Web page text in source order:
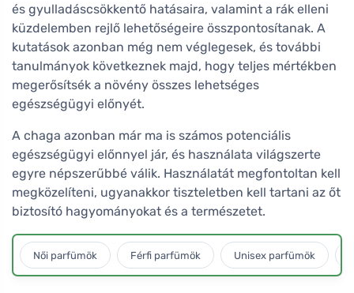
és gyulladáscsökkentő hatásaira, valamint a rák elleni
küzdelemben rejlő lehetőségeire összpontosítanak. A
kutatások azonban még nem véglegesek, és további
tanulmányok következnek majd, hogy teljes mértékben
megerősítsék a növény összes lehetséges
egészségügyi előnyét.
A chaga azonban már ma is számos potenciális
egészségügyi előnnyel jár, és használata világszerte
egyre népszerűbbé válik. Használatát megfontoltan kell
megközelíteni, ugyanakkor tiszteletben kell tartani az őt
biztosító hagyományokat és a természetet.
Női parfümök Férfi parfümök Unisex parfümök